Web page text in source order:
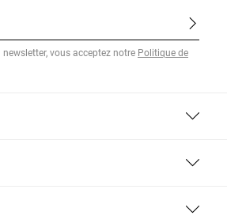
vous acceptez notre Politique de